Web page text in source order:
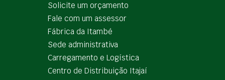
Solicite um orçamento
Fale com um assessor
Fábrica da Itambé
Sede administrativa
Carregamento e Logística
Centro de Distribuição Itajaí